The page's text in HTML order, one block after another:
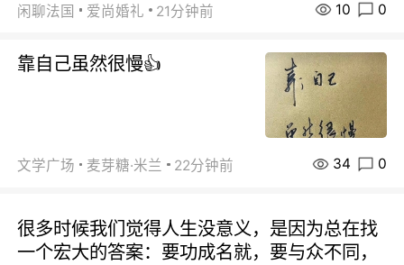
闲聊法国 爱尚婚礼 21分钟前 10 0
靠自己虽然很慢👍
文学广场 麦芽糖·米兰 22分钟前 34 0
很多时候我们觉得人生没意义，是因为总在找
一个宏大的答案：要功成名就，要与众不同，